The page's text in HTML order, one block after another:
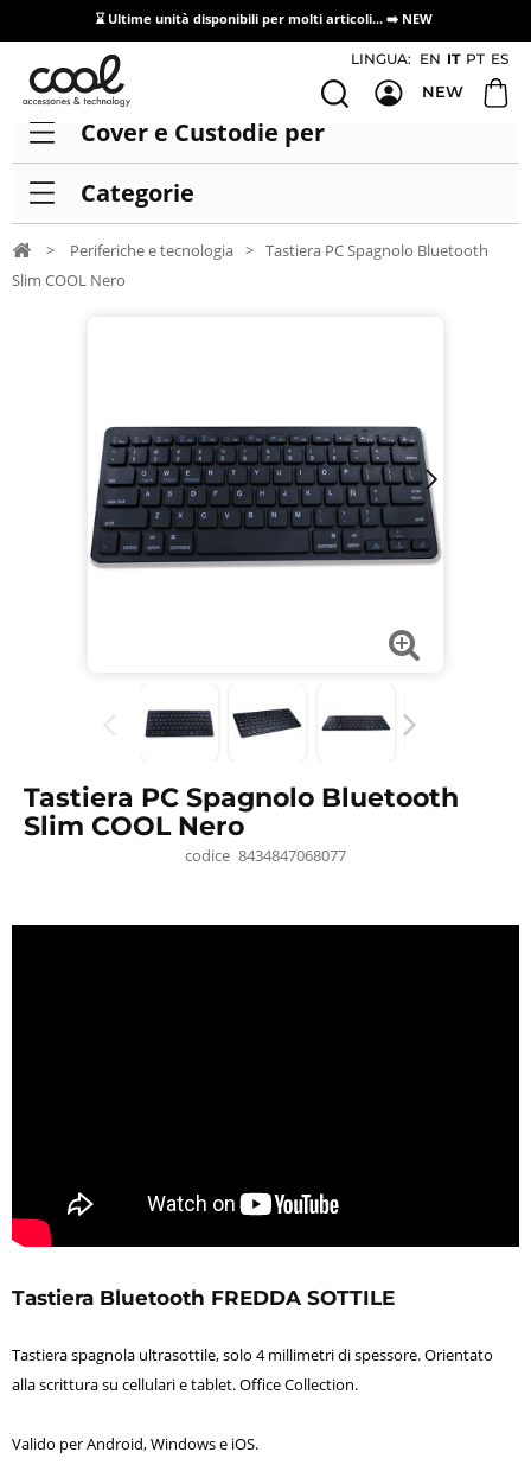
⌛ Ultime unità disponibili per molti articoli... ➡️ NEW
Accesso/registrazione distributori
LINGUA: EN IT PT ES
NEW
Cover e Custodie per
Categorie
> Periferiche e tecnologia > Tastiera PC Spagnolo Bluetooth
Slim COOL Nero
Tastiera PC Spagnolo Bluetooth
Slim COOL Nero
codice 8434847068077
Tastiera Bluetooth FREDDA SOTTILE
Tastiera spagnola ultrasottile, solo 4 millimetri di spessore. Orientato
alla scrittura su cellulari e tablet. Office Collection.
Valido per Android, Windows e iOS.